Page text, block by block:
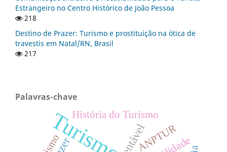
Estrangeiro no Centro Histórico de João Pessoa
218
Destino de Prazer: Turismo e prostituição na ótica de
travestis em Natal/RN, Brasil
217
Palavras-chave
Turismo
História do Turismo
ANPTUR